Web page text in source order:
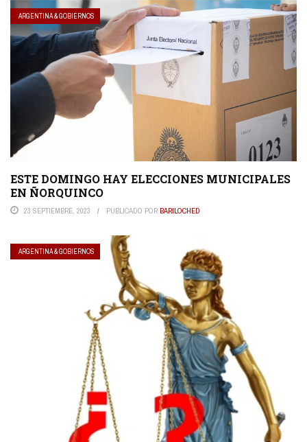
ARGENTINA & GOBIERNOS
ESTE DOMINGO HAY ELECCIONES MUNICIPALES
EN ÑORQUINCO
23 SEPTIEMBRE, 2023 PUBLICADO POR BARILOCHED
ARGENTINA & GOBIERNOS